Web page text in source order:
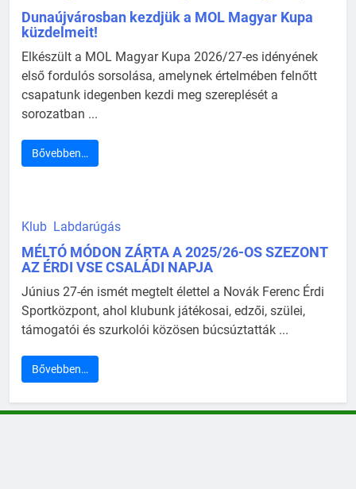
Dunaújvárosban kezdjük a MOL Magyar Kupa
küzdelmeit!
Elkészült a MOL Magyar Kupa 2026/27-es idényének
első fordulós sorsolása, amelynek értelmében felnőtt
csapatunk idegenben kezdi meg szereplését a
sorozatban ...
Bővebben…
Klub Labdarúgás
MÉLTÓ MÓDON ZÁRTA A 2025/26-OS SZEZONT
AZ ÉRDI VSE CSALÁDI NAPJA
Június 27-én ismét megtelt élettel a Novák Ferenc Érdi
Sportközpont, ahol klubunk játékosai, edzői, szülei,
támogatói és szurkolói közösen búcsúztatták ...
Bővebben…